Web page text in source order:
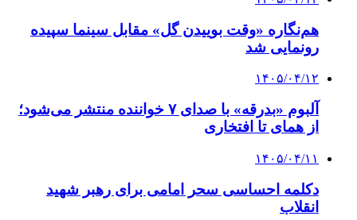
هم‌نگاره «وقت بوییدن گل» مقابل سینما سپیده
رونمایی شد
۱۴۰۵/۰۴/۱۲
آلبوم «بدرقه» با صدای ۷ خواننده منتشر می‌شود؛
از همای تا افتخاری
۱۴۰۵/۰۴/۱۱
دکلمه‌ احساسی سحر امامی برای رهبر شهید
انقلاب